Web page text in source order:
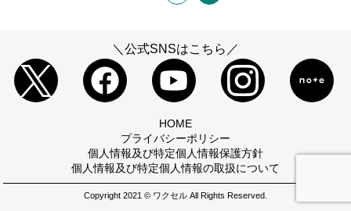
＼公式SNSはこちら／
HOME
プライバシーポリシー
個人情報及び特定個人情報保護方針
個人情報及び特定個人情報の取扱について
Copyright 2021 © ワクセル All Rights Reserved.